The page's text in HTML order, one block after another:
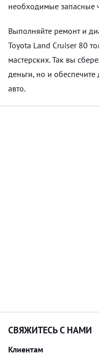
необходимые запасные
Выполняйте ремонт и
Toyota Land Cruiser 80
мастерских. Так вы
деньги, но и
авто.
СВЯЖИТЕСЬ С НАМИ
Клиентам